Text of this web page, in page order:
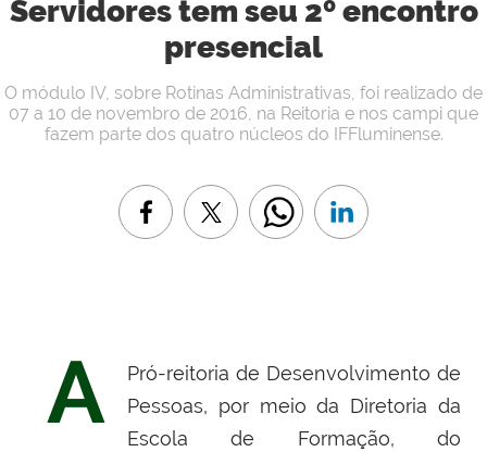
Servidores tem seu 2º encontro
presencial
O módulo IV, sobre Rotinas Administrativas, foi realizado de
07 a 10 de novembro de 2016, na Reitoria e nos campi que
fazem parte dos quatro núcleos do IFFluminense.
A
Pró-reitoria de Desenvolvimento de
Pessoas, por meio da Diretoria da
Escola de Formação, do